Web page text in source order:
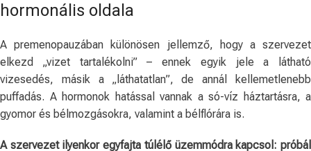
hormonális oldala
A premenopauzában különösen jellemző, hogy a szervezet
elkezd „vizet tartalékolni” – ennek egyik jele a látható
vizesedés, másik a „láthatatlan”, de annál kellemetlenebb
puffadás. A hormonok hatással vannak a só-víz háztartásra, a
gyomor és bélmozgásokra, valamint a bélflórára is.
A szervezet ilyenkor egyfajta túlélő üzemmódra kapcsol: próbál